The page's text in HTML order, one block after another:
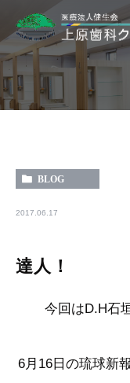
BLOG
2017.06.17
達人！
今回はD.H石
6月16日の琉球新